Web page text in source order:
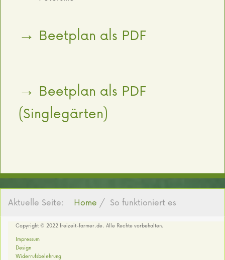
→ Beetplan als PDF
→ Beetplan als PDF
(Singlegärten)
Aktuelle Seite: Home So funktioniert es
Copyright © 2022 freizeit-farmer.de. Alle Rechte vorbehalten.
Impressum
Design
Widerrufsbelehrung